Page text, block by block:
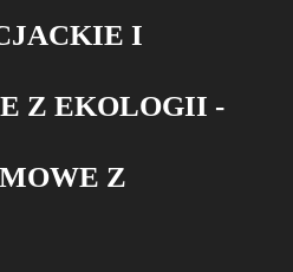
I
Z EKOLOGII -
Z